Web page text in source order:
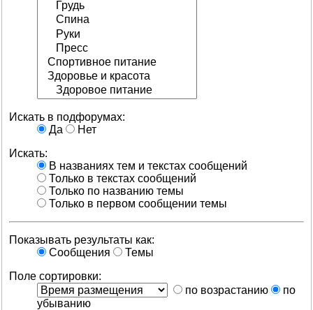
Искать в подфорумах:
Да
Нет
Искать:
В названиях тем и текстах сообщений
Только в текстах сообщений
Только по названию темы
Только в первом сообщении темы
Показывать результаты как:
Сообщения
Темы
Поле сортировки:
по возрастанию
по
убыванию